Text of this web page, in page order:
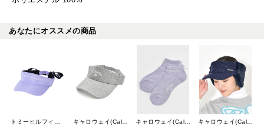
あなたにオススメの商品
トミーヒルフィガーゴルフ(TOMMY HILFIGER GOLF)
キャロウェイ(Callaway)
キャロウェイ(Callaway)
キャロウェイ(Callaway)